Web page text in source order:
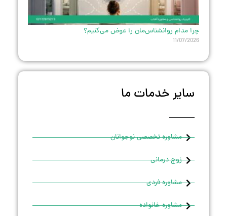
چرا مدام روانشناس‌مان را عوض می‌کنیم؟
11/07/2026
سایر خدمات ما
مشاوره تخصصی نوجوانان
زوج درمانی
مشاوره فردی
مشاوره خانواده